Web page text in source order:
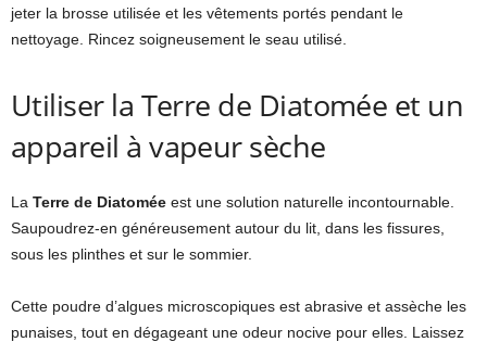
jeter la brosse utilisée et les vêtements portés pendant le
nettoyage. Rincez soigneusement le seau utilisé.
Utiliser la Terre de Diatomée et un
appareil à vapeur sèche
La Terre de Diatomée est une solution naturelle incontournable.
Saupoudrez-en généreusement autour du lit, dans les fissures,
sous les plinthes et sur le sommier.
Cette poudre d’algues microscopiques est abrasive et assèche les
punaises, tout en dégageant une odeur nocive pour elles. Laissez